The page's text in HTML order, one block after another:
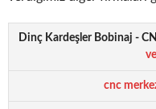
Dinç Kardeşler Bobinaj -
cnc